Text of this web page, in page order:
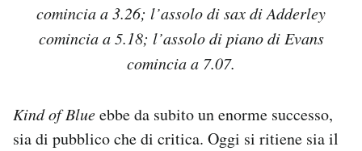
comincia a 3.26; l’assolo di sax di Adderley
comincia a 5.18; l’assolo di piano di Evans
comincia a 7.07.
Kind of Blueebbe da subito un enorme successo,
sia di pubblico che di critica. Oggi si ritiene sia il